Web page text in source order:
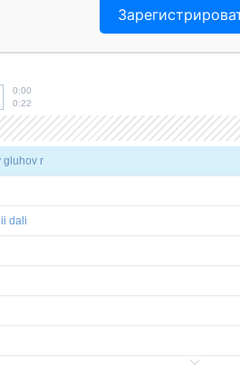
0:00
0:22
gluhov r
dali